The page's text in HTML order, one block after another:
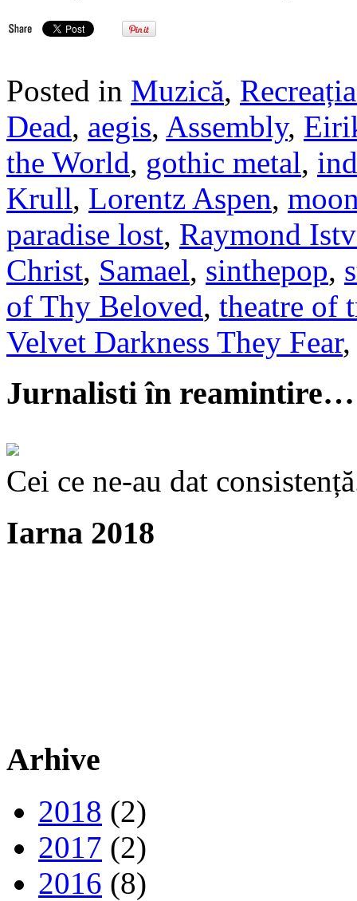
Posted in Muzică,
Dead, aegis, Assembly,
the World, gothic metal,
Krull, Lorentz Aspen,
paradise lost, Raymond
Christ, Samael, sinthepop,
of Thy Beloved, theatre of
Velvet Darkness They Fear,
Jurnalisti în reamintire…
Cei ce ne-au dat
Iarna 2018
Arhive
2018 (2)
2017 (2)
2016 (8)